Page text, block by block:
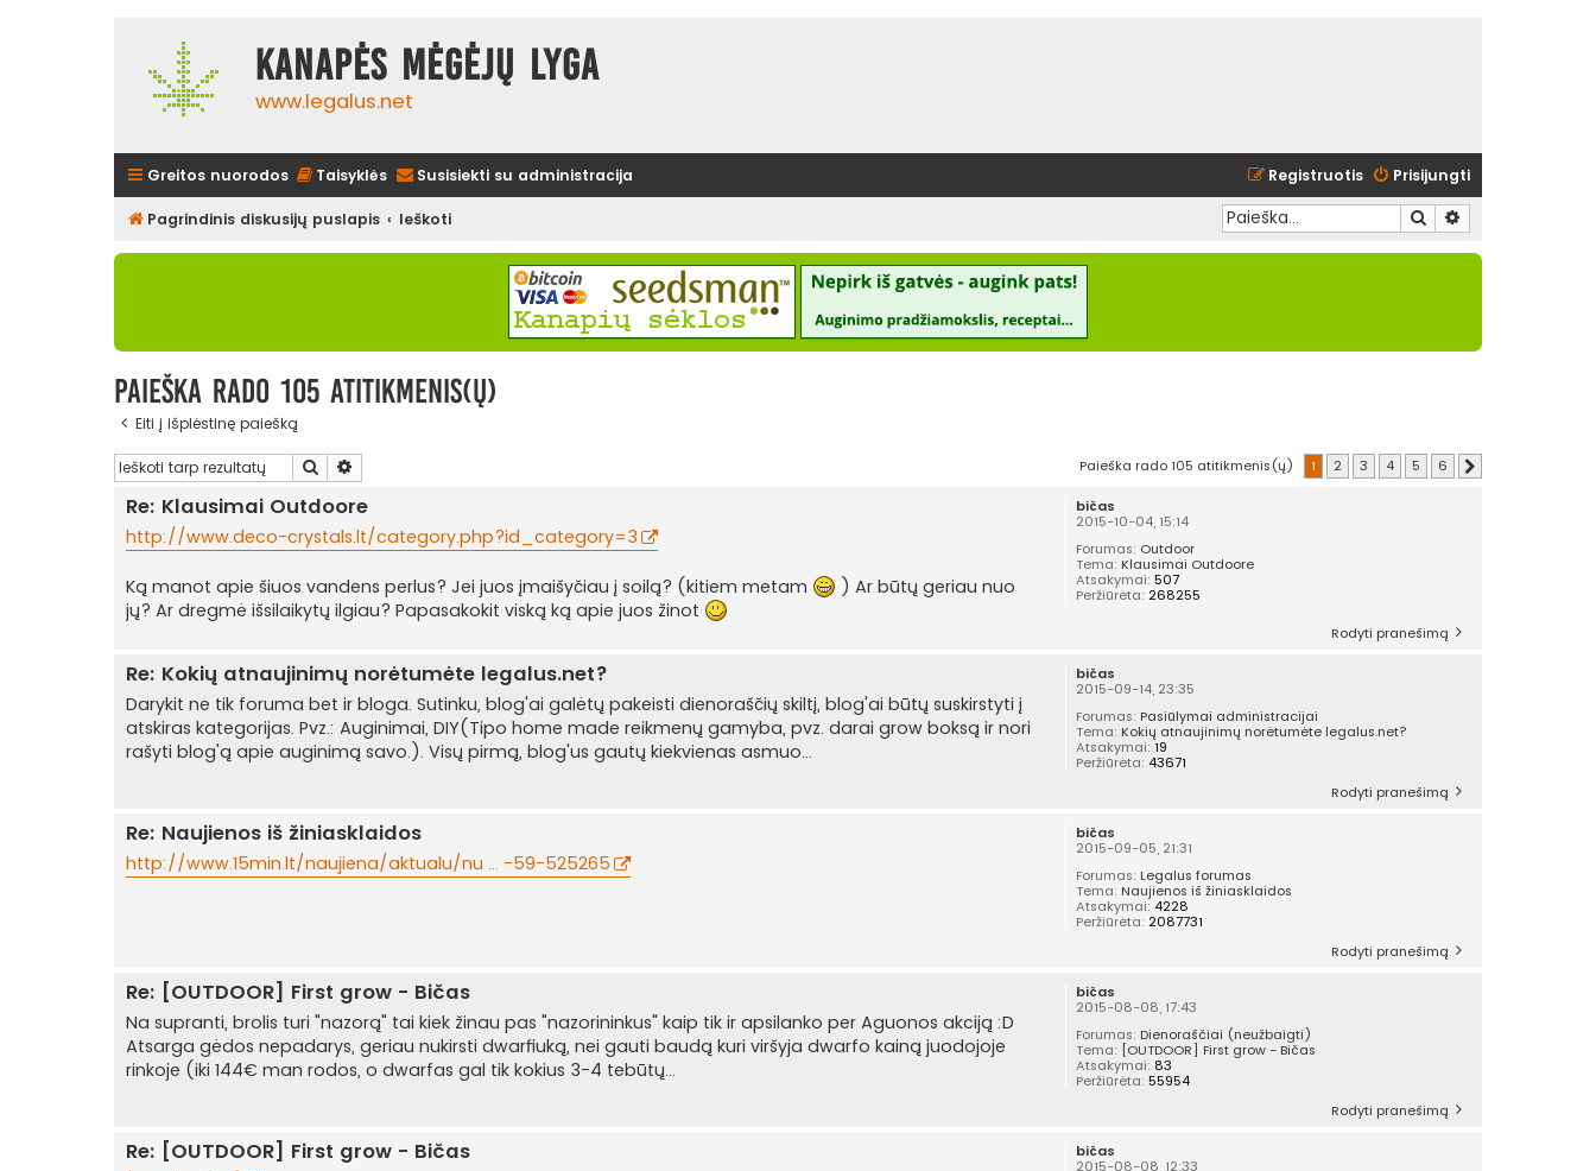
Kanapės mėgėjų lyga
www.legalus.net
Greitos nuorodos Taisyklės Susisiekti su administracija Prisijungti
Registruotis
Pagrindinis diskusijų puslapis Ieškoti Ieškoti
Paieška rado 105 atitikmenis(ų)
Eiti į išplėstinę paiešką
Ieškoti Paieška rado 105 atitikmenis(ų) 1 2 3 4 5 6
bičas
2015-10-04, 15:14
Forumas: Outdoor
Tema: Klausimai Outdoore
Atsakymai:507
Peržiūrėta: 268255
Re: Klausimai Outdoore
http://www.deco-crystals.lt/category.php?id_category=3
Ką manot apie šiuos vandens perlus? Jei juos įmaišyčiau į soilą? (kitiem metam
) Ar būtų geriau nuo
jų? Ar dregmė išsilaikytų ilgiau? Papasakokit viską ką apie juos žinot
Rodyti pranešimą
bičas
2015-09-14, 23:35
Forumas: Pasiūlymai administracijai
Tema: Kokių atnaujinimų norėtumėte legalus.net?
Atsakymai: 19
Peržiūrėta: 43671
Re: Kokių atnaujinimų norėtumėte legalus.net?
Darykit ne tik foruma bet ir bloga. Sutinku, blog'ai galėtų pakeisti dienoraščių skiltį, blog'ai būtų suskirstyti į
atskiras kategorijas. Pvz.: Auginimai, DIY(Tipo home made reikmenų gamyba, pvz. darai grow boksą ir nori
rašyti blog'ą apie auginimą savo.). Visų pirmą, blog'us gautų kiekvienas asmuo...
Rodyti pranešimą
bičas
2015-09-05, 21:31
Forumas: Legalus forumas
Tema: Naujienos iš žiniasklaidos
Atsakymai: 4228
Peržiūrėta: 2087731
Re: Naujienos iš žiniasklaidos
http://www.15min.lt/naujiena/aktualu/nu ... -59-525265
Rodyti pranešimą
bičas
2015-08-08, 17:43
Forumas: Dienoraščiai (neužbaigti)
Tema: [OUTDOOR] First grow - Bičas
Atsakymai: 83
Peržiūrėta:55954
Re: [OUTDOOR] First grow - Bičas
Na supranti, brolis turi "nazorą" tai kiek žinau pas "nazorininkus" kaip tik ir apsilanko per Aguonos akciją :D
Atsarga gėdos nepadarys, geriau nukirsti dwarfiuką, nei gauti baudą kuri viršyja dwarfo kainą juodojoje
rinkoje (iki 144€ man rodos, o dwarfas gal tik kokius 3-4 tebūtų...
Rodyti pranešimą
bičas
2015-08-08, 12:33
Re: [OUTDOOR] First grow - Bičas